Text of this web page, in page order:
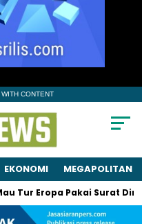
CONTENT
EKONOMI MEGAPOLITAN
Pakai Surat Dinas? KPK